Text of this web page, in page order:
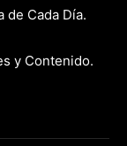
de Cada Día.
y Contenido.